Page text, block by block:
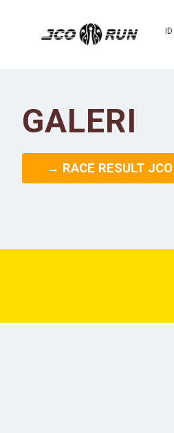
ID
GALERI
→ RACE RESULT